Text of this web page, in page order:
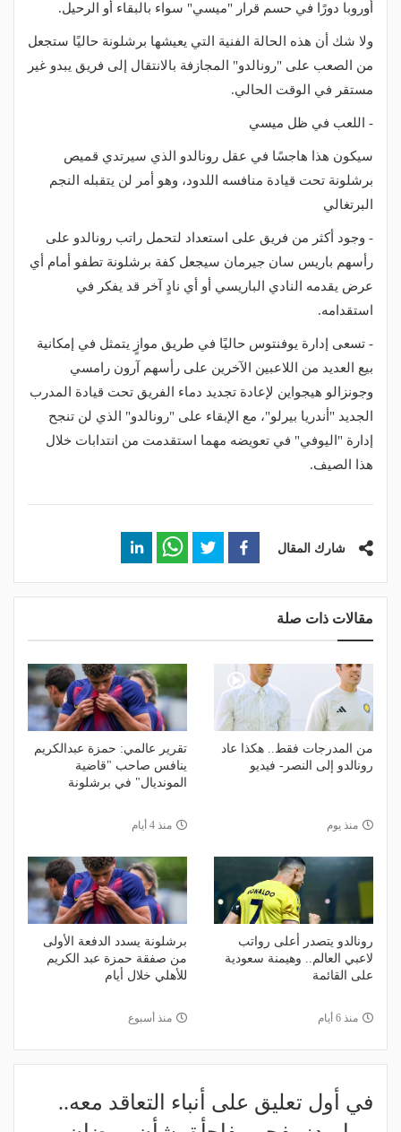
أوروبا دورًا في حسم قرار "ميسي" سواء بالبقاء أو الرحيل.
ولا شك أن هذه الحالة الفنية التي يعيشها برشلونة حاليًا ستجعل
من الصعب على "رونالدو" المجازفة بالانتقال إلى فريق يبدو غير
مستقر في الوقت الحالي.
- اللعب في ظل ميسي
سيكون هذا هاجسًا في عقل رونالدو الذي سيرتدي قميص
برشلونة تحت قيادة منافسه اللدود، وهو أمر لن يتقبله النجم
البرتغالي
- وجود أكثر من فريق على استعداد لتحمل راتب رونالدو على
رأسهم باريس سان جيرمان سيجعل كفة برشلونة تطفو أمام أي
عرض يقدمه النادي الباريسي أو أي نادٍ آخر قد يفكر في
استقدامه.
- تسعى إدارة يوفنتوس حاليًا في طريق موازٍ يتمثل في إمكانية
بيع العديد من اللاعبين الآخرين على رأسهم آرون رامسي
وجونزالو هيجواين لإعادة تجديد دماء الفريق تحت قيادة المدرب
الجديد "أندريا بيرلو"، مع الإبقاء على "رونالدو" الذي لن تنجح
إدارة "اليوفي" في تعويضه مهما استقدمت من انتدابات خلال
هذا الصيف.
شارك المقال
مقالات ذات صلة
من المدرجات فقط.. هكذا عاد
رونالدو إلى النصر- فيديو
منذ يوم
تقرير عالمي: حمزة عبدالكريم
ينافس صاحب "قاضية
المونديال" في برشلونة
منذ 4 أيام
رونالدو يتصدر أعلى رواتب
لاعبي العالم.. وهيمنة سعودية
على القائمة
منذ 6 أيام
برشلونة يسدد الدفعة الأولى
من صفقة حمزة عبد الكريم
للأهلي خلال أيام
منذ أسبوع
في أول تعليق على أنباء التعاقد معه..